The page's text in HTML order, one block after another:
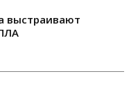
выстраивают